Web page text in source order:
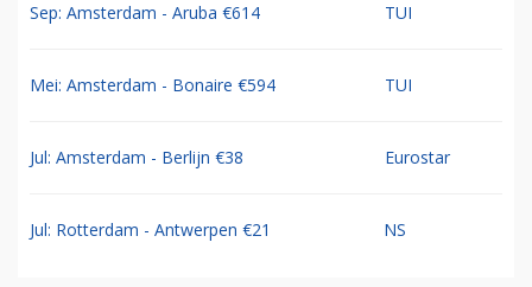
Sep: Amsterdam - Aruba €614 TUI
Mei: Amsterdam - Bonaire €594 TUI
Jul: Amsterdam - Berlijn €38 Eurostar
Jul: Rotterdam - Antwerpen €21 NS